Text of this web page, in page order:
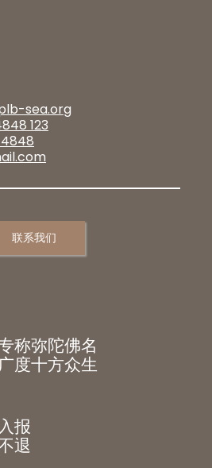
sea.org
123
联系我们
称弥陀佛名
度十方众生
报
退